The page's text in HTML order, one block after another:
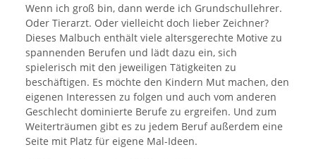
Wenn ich groß bin, dann werde ich Grundschullehrer.
Oder Tierarzt. Oder vielleicht doch lieber Zeichner?
Dieses Malbuch enthält viele altersgerechte Motive zu
spannenden Berufen und lädt dazu ein, sich
spielerisch mit den jeweiligen Tätigkeiten zu
beschäftigen. Es möchte den Kindern Mut machen, den
eigenen Interessen zu folgen und auch vom anderen
Geschlecht dominierte Berufe zu ergreifen. Und zum
Weiterträumen gibt es zu jedem Beruf außerdem eine
Seite mit Platz für eigene Mal-Ideen.